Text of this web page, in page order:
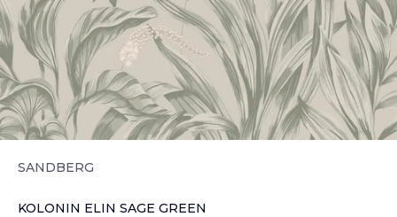
SANDBERG
KOLONIN ELIN SAGE GREEN